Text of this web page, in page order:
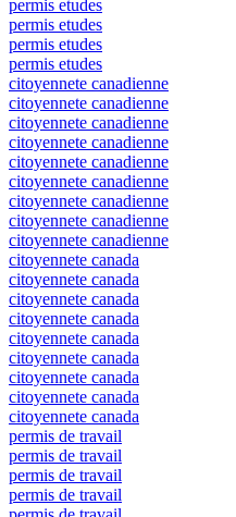
permis etudes
permis etudes
permis etudes
permis etudes
citoyennete canadienne
citoyennete canadienne
citoyennete canadienne
citoyennete canadienne
citoyennete canadienne
citoyennete canadienne
citoyennete canadienne
citoyennete canadienne
citoyennete canadienne
citoyennete canada
citoyennete canada
citoyennete canada
citoyennete canada
citoyennete canada
citoyennete canada
citoyennete canada
citoyennete canada
citoyennete canada
permis de travail
permis de travail
permis de travail
permis de travail